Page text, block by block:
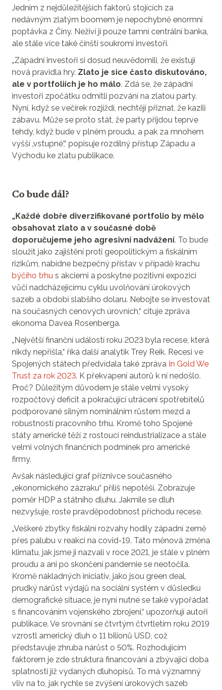
Jedním z nejdůležitějších faktorů stojících za
nedávným zlatým boomem je nepochybně enormní
poptávka z Číny. Neživí ji pouze tamní centrální banka,
ale stále více také čínští soukromí investoři.
„Západní investoři si dosud neuvědomili, že existují
nová pravidla hry. Zlato je sice často diskutováno,
ale v portfoliích je ho málo. Zdá se, že západní
investoři zpočátku odmítli pozvání na zlatou party.
Nyní, když se večírek rozjíždí, nechtějí přiznat, že kazili
zábavu. Může se proto stát, že party přijdou teprve
tehdy, když bude v plném proudu, a pak za mnohem
vyšší ‚vstupné‘,“ popisuje rozdílný přístup Západu a
Východu ke zlatu publikace.
Co bude dál?
„Každé dobře diverzifikované portfolio by mělo
obsahovat zlato a v současné době
doporučujeme jeho agresivní nadvážení. To bude
sloužit jako zajištění proti geopolitickým a fiskálním
rizikům, nabídne bezpečný přístav v případě krachu
býčího trhu s akciemi a poskytne pozitivní expozici
vůči nadcházejícímu cyklu uvolňování úrokových
sazeb a období slabšího dolaru. Nebojte se investovat
na současných cenových úrovních,“ cituje zpráva
ekonoma Davea Rosenberga.
„Největší finanční událostí roku 2023 byla recese, která
nikdy nepřišla,“ říká další analytik Trey Reik. Recesi ve
Spojených státech předvídala také zpráva In Gold We
Trust za rok 2023. K překvapení autorů k ní nedošlo.
Proč? Důležitým důvodem je stále velmi vysoký
rozpočtový deficit a pokračující utrácení spotřebitelů
podporované silným nominálním růstem mezd a
robustností pracovního trhu. Kromě toho Spojené
státy americké těží z rostoucí reindustrializace a stále
velmi volných finančních podmínek pro americké
firmy.
Avšak následující graf příznivce současného
„ekonomického zázraku“ příliš nepotěší. Zobrazuje
poměr HDP a státního dluhu. Jakmile se dluh
nezvyšuje, roste pravděpodobnost příchodu recese.
„Veškeré zbytky fiskální rozvahy hodily západní země
přes palubu v reakci na covid-19. Tato měnová změna
klimatu, jak jsme ji nazvali v roce 2021, je stále v plném
proudu a ani po skončení pandemie se neotočila.
Kromě nákladných iniciativ, jako jsou green deal,
prudký nárůst výdajů na sociální systém v důsledku
demografické situace, je nyní nutné se také vypořádat
s financováním vojenského zbrojení,“ upozorňují autoři
publikace. Ve srovnání se čtvrtým čtvrtletím roku 2019
vzrostl americký dluh o 11 bilionů USD, což
představuje zhruba nárůst o 50%. Rozhodujícím
faktorem je zde struktura financování a zbývající doba
splatnosti již vydaných dluhopisů. To má významný
vliv na to, jak rychle se zvýšení úrokových sazeb